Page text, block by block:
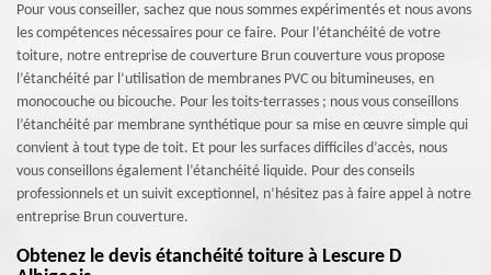
Pour vous conseiller, sachez que nous sommes expérimentés et nous avons
les compétences nécessaires pour ce faire. Pour l’étanchéité de votre
toiture, notre entreprise de couverture Brun couverture vous propose
l’étanchéité par l’utilisation de membranes PVC ou bitumineuses, en
monocouche ou bicouche. Pour les toits-terrasses ; nous vous conseillons
l’étanchéité par membrane synthétique pour sa mise en œuvre simple qui
convient à tout type de toit. Et pour les surfaces difficiles d’accès, nous
vous conseillons également l’étanchéité liquide. Pour des conseils
professionnels et un suivit exceptionnel, n’hésitez pas à faire appel à notre
entreprise Brun couverture.
Obtenez le devis étanchéité toiture à Lescure D